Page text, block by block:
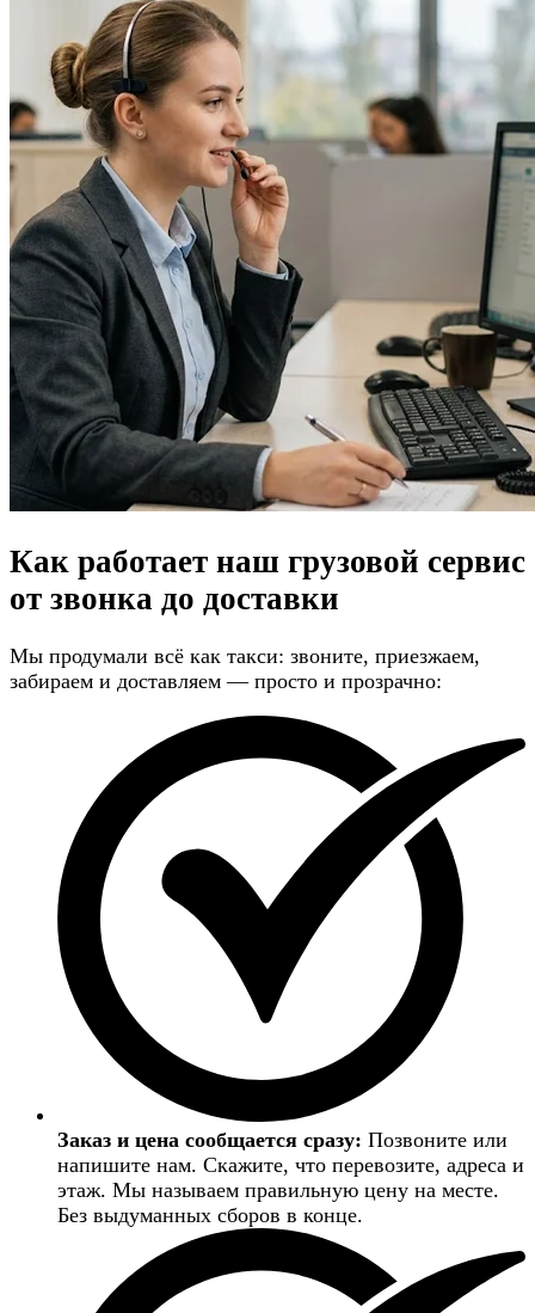
Как работает наш грузовой сервис
от звонка до доставки
Мы продумали всё как такси: звоните, приезжаем,
забираем и доставляем — просто и прозрачно:
Заказ и цена сообщается сразу: Позвоните или
напишите нам. Скажите, что перевозите, адреса и
этаж. Мы называем правильную цену на месте.
Без выдуманных сборов в конце.